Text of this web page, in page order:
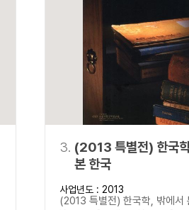
3. (2013 특별전) 한국
본 한국
사업년도 : 2013
(2013 특별전) 한국학, 밖에서